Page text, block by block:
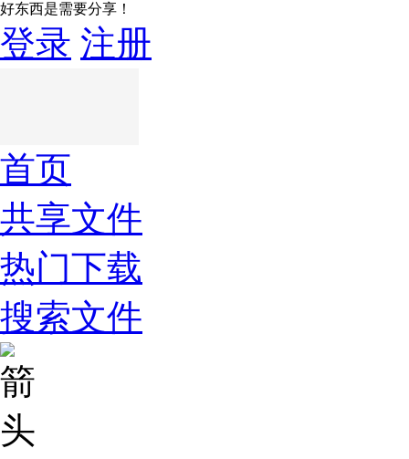
好东西是需要分享！
登录 注册
首页
共享文件
热门下载
搜索文件